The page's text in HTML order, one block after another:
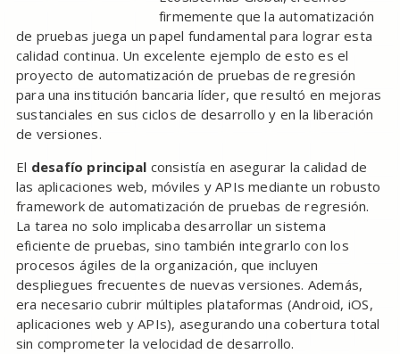
firmemente que la automatización
de pruebas juega un papel fundamental para lograr esta
calidad continua. Un excelente ejemplo de esto es el
proyecto de automatización de pruebas de regresión
para una institución bancaria líder, que resultó en mejoras
sustanciales en sus ciclos de desarrollo y en la liberación
de versiones.
El desafío principal consistía en asegurar la calidad de
las aplicaciones web, móviles y APIs mediante un robusto
framework de automatización de pruebas de regresión.
La tarea no solo implicaba desarrollar un sistema
eficiente de pruebas, sino también integrarlo con los
procesos ágiles de la organización, que incluyen
despliegues frecuentes de nuevas versiones. Además,
era necesario cubrir múltiples plataformas (Android, iOS,
aplicaciones web y APIs), asegurando una cobertura total
sin comprometer la velocidad de desarrollo.